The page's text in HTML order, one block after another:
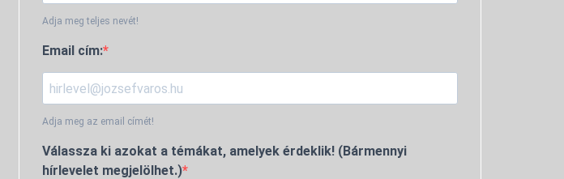
Adja meg teljes nevét!
Email cím:
Adja meg az email címét!
Válassza ki azokat a témákat, amelyek érdeklik! (Bármennyi
hírlevelet megjelölhet.)